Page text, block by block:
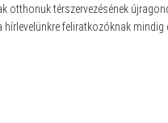
térszervezésének
feliratkozóknak